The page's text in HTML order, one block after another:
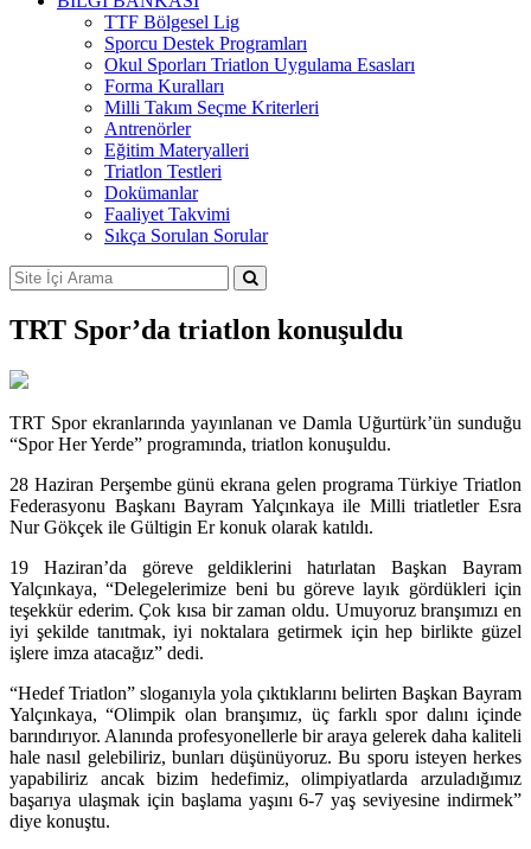
TTF Bölgesel Lig
Sporcu Destek Programları
Okul Sporları Triatlon Uygulama Esasları
Forma Kuralları
Milli Takım Seçme Kriterleri
Antrenörler
Eğitim Materyalleri
Triatlon Testleri
Dokümanlar
Faaliyet Takvimi
Sıkça Sorulan Sorular
TRT Spor’da triatlon konuşuldu
TRT Spor ekranlarında yayınlanan ve Damla Uğurtürk’ün sunduğu
“Spor Her Yerde” programında, triatlon konuşuldu.
28 Haziran Perşembe günü ekrana gelen programa Türkiye Triatlon
Federasyonu Başkanı Bayram Yalçınkaya ile Milli triatletler Esra
Nur Gökçek ile Gültigin Er konuk olarak katıldı.
19 Haziran’da göreve geldiklerini hatırlatan Başkan Bayram
Yalçınkaya, “Delegelerimize beni bu göreve layık gördükleri için
teşekkür ederim. Çok kısa bir zaman oldu. Umuyoruz branşımızı en
iyi şekilde tanıtmak, iyi noktalara getirmek için hep birlikte güzel
işlere imza atacağız” dedi.
“Hedef Triatlon” sloganıyla yola çıktıklarını belirten Başkan Bayram
Yalçınkaya, “Olimpik olan branşımız, üç farklı spor dalını içinde
barındırıyor. Alanında profesyonellerle bir araya gelerek daha kaliteli
hale nasıl gelebiliriz, bunları düşünüyoruz. Bu sporu isteyen herkes
yapabiliriz ancak bizim hedefimiz, olimpiyatlarda arzuladığımız
başarıya ulaşmak için başlama yaşını 6-7 yaş seviyesine indirmek”
diye konuştu.